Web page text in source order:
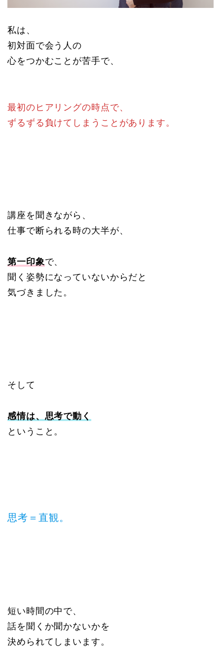
私は、
初対面で会う人の
心をつかむことが苦手で、
最初のヒアリングの時点で、
ずるずる負けてしまうことがあります。
講座を聞きながら、
仕事で断られる時の大半が、
第一印象 で、
聞く姿勢になっていないからだと
気づきました。
そして
感情は、思考で動く
ということ。
思考＝直観。
短い時間の中で、
話を聞くか聞かないかを
決められてしまいます。